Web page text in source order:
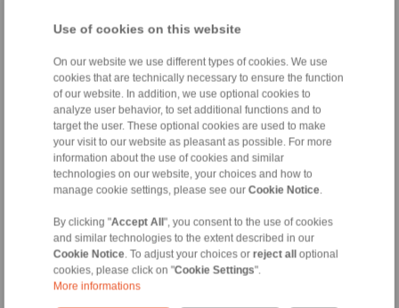
Use of cookies on this website
On our website we use different types of cookies. We use
cookies that are technically necessary to ensure the function
of our website. In addition, we use optional cookies to
analyze user behavior, to set additional functions and to
target the user. These optional cookies are used to make
your visit to our website as pleasant as possible. For more
information about the use of cookies and similar
technologies on our website, your choices and how to
manage cookie settings, please see our Cookie Notice
By clicking "Accept All", you consent to the use of cookies
and similar technologies to the extent described in our
Cookie Notice . To adjust your choices or reject alloptional
cookies, please click on "Cookie Settings".
More informations
Contact
Service Commercial:
commercial@ringspann.fr
Service Technique:
+33 (0)4 78 83 59 01